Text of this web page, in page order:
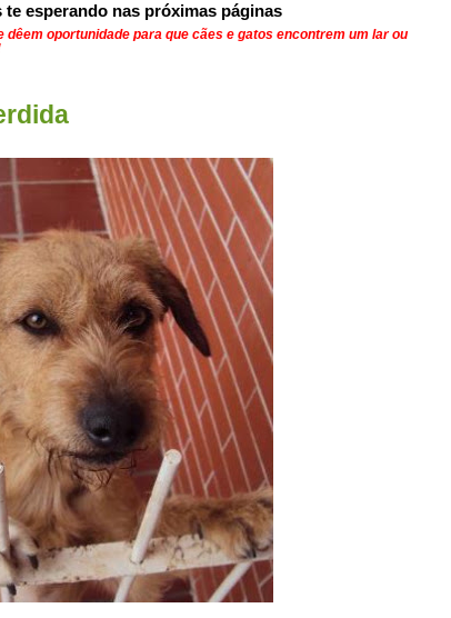
esperando nas próximas páginas
dêem oportunidade para que cães e gatos encontrem um lar ou